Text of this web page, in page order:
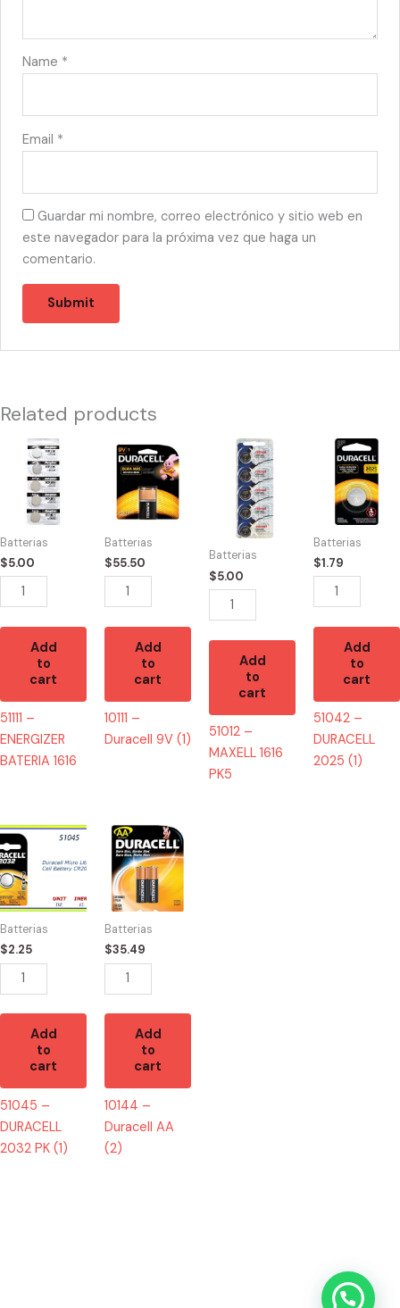
Name *
Email *
Guardar mi nombre, correo electrónico y sitio web en
este navegador para la próxima vez que haga un
comentario.
Related products
Batterias
$5.00
ENERGIZER
BATERIA
1616
quantity
Add
to
cart
51111 –
ENERGIZER
BATERIA 1616
Batterias
$55.50
10111
Duracell
9V
(1)
quantity
Add
to
cart
10111 –
Duracell 9V (1)
Batterias
$5.00
51012
MAXELL
quantity
Add
to
cart
51012 –
MAXELL 1616
PK5
Batterias
$1.79
51042
DURACELL
2025
(1)
quantity
Add
to
cart
51042 –
DURACELL
2025 (1)
Batterias
$2.25
51045
-
DURACELL
2032
PK
(1)
quantity
Add
to
cart
51045 –
DURACELL
2032 PK (1)
Batterias
$35.49
10144
Duracell
AA
(2)
quantity
Add
to
cart
10144 –
Duracell AA
(2)